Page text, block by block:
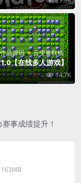
品源码 云变量联机
【在线多人游戏】
14.7K
事成绩提升！